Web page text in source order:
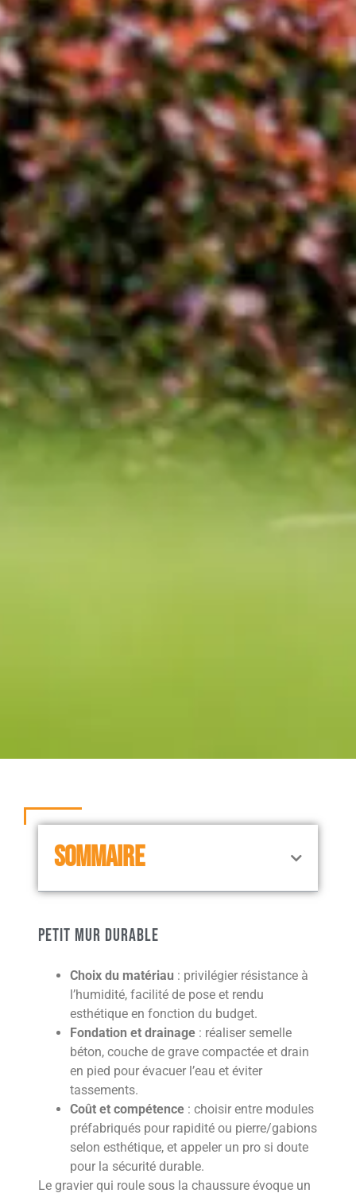
SOMMAIRE
Petit mur durable
Choix du matériau : privilégier résistance à
l’humidité, facilité de pose et rendu
esthétique en fonction du budget.
Fondation et drainage : réaliser semelle
béton, couche de grave compactée et drain
en pied pour évacuer l’eau et éviter
tassements.
Coût et compétence : choisir entre modules
préfabriqués pour rapidité ou pierre/gabions
selon esthétique, et appeler un pro si doute
pour la sécurité durable.
Le gravier qui roule sous la chaussure évoque un